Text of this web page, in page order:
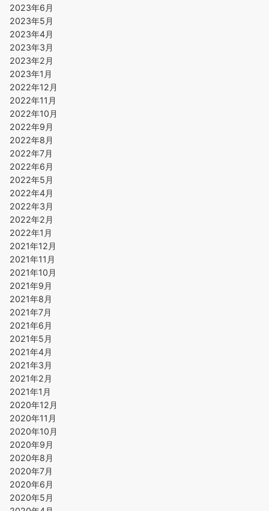
2023年6月
2023年5月
2023年4月
2023年3月
2023年2月
2023年1月
2022年12月
2022年11月
2022年10月
2022年9月
2022年8月
2022年7月
2022年6月
2022年5月
2022年4月
2022年3月
2022年2月
2022年1月
2021年12月
2021年11月
2021年10月
2021年9月
2021年8月
2021年7月
2021年6月
2021年5月
2021年4月
2021年3月
2021年2月
2021年1月
2020年12月
2020年11月
2020年10月
2020年9月
2020年8月
2020年7月
2020年6月
2020年5月